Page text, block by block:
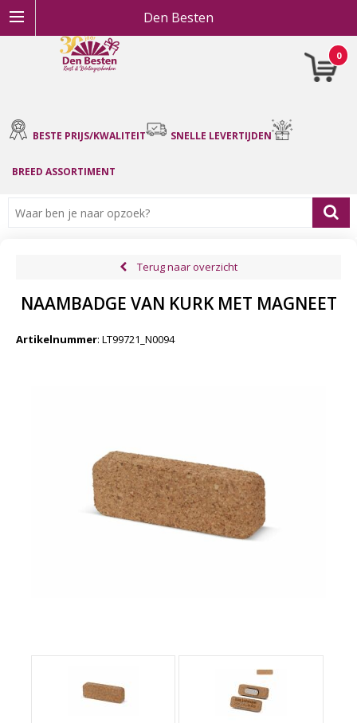
Den Besten
0
BESTE PRIJS/KWALITEIT SNELLE LEVERTIJDEN
BREED ASSORTIMENT
Terug naar overzicht
NAAMBADGE VAN KURK MET MAGNEET
Artikelnummer: LT99721_N0094